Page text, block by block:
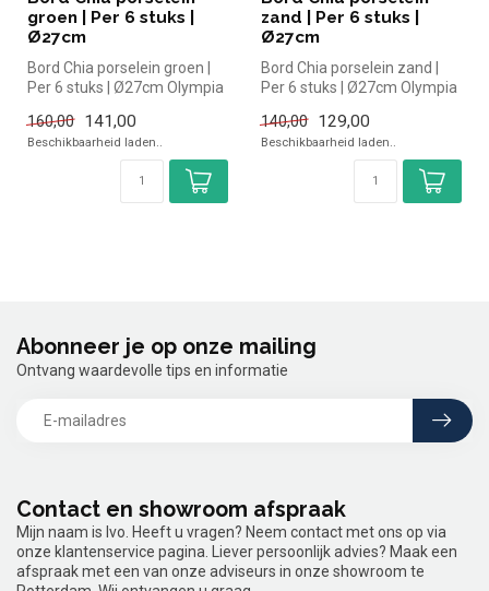
groen | Per 6 stuks |
Ø27cm
Bord Chia porselein groen |
Per 6 stuks | Ø27cm Olympia
160,00
141,00
Beschikbaarheid laden..
zand | Per 6 stuks |
Ø27cm
Bord Chia porselein zand |
Per 6 stuks | Ø27cm Olympia
140,00
129,00
Beschikbaarheid laden..
Contact en showroom afspraak
Mijn naam is Ivo. Heeft u vragen? Neem contact met ons op via
onze klantenservice pagina. Liever persoonlijk advies? Maak een
afspraak met een van onze adviseurs in onze showroom te
Abonneer je op onze mailing
Ontvang waardevolle tips en informatie